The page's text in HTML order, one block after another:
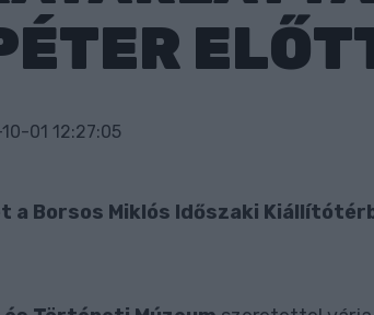
01 12:27:05
a Borsos Miklós Időszaki